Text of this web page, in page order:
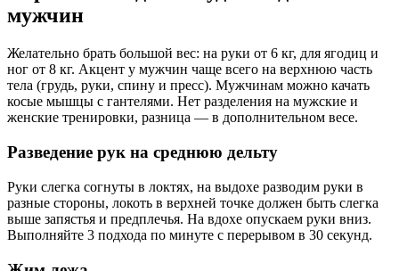
мужчин
Желательно брать большой вес: на руки от 6 кг, для ягодиц и
ног от 8 кг. Акцент у мужчин чаще всего на верхнюю часть
тела (грудь, руки, спину и пресс). Мужчинам можно качать
косые мышцы с гантелями. Нет разделения на мужские и
женские тренировки, разница — в дополнительном весе.
Разведение рук на среднюю дельту
Руки слегка согнуты в локтях, на выдохе разводим руки в
разные стороны, локоть в верхней точке должен быть слегка
выше запястья и предплечья. На вдохе опускаем руки вниз.
Выполняйте 3 подхода по минуте с перерывом в 30 секунд.